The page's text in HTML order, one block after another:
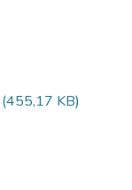
(455,17 KB)